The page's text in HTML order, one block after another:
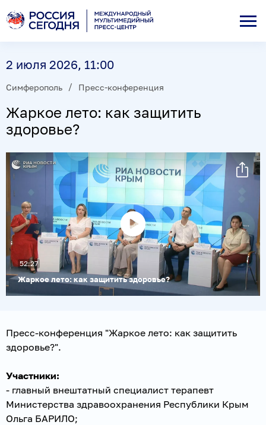
2 июля 2026, 11:00
Симферополь Пресс-конференция
Жаркое лето: как защитить
здоровье?
Воспроизвести
видео
Жаркое лето: как защитить здоровье?
52:27
Пресс-конференция "Жаркое лето: как защитить
здоровье?".
Участники:
- главный внештатный специалист терапевт
Министерства здравоохранения Республики Крым
Ольга БАРИЛО;